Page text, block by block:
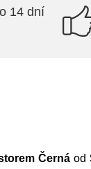
14 dní
Černá od